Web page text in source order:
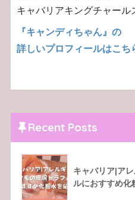
キャバリアキングチャール
『キャンディちゃん』の
詳しいプロフィールはこち
Recent Posts
キャバリア|ア
ルにおすすめ化